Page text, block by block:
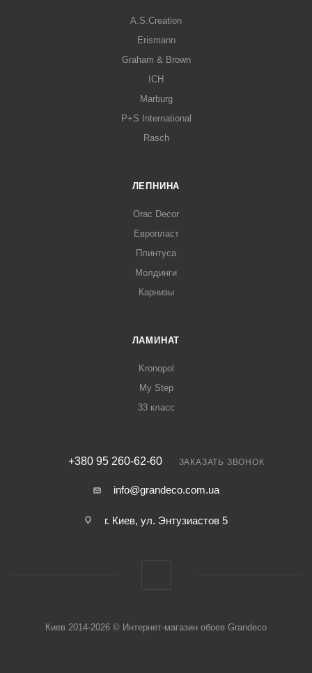
A.S.Creation
Erismann
Graham & Brown
ICH
Marburg
P+S International
Rasch
ЛЕПНИНА
Orac Decor
Европласт
Плинтуса
Молдинги
Карнизы
ЛАМИНАТ
Kronopol
My Step
33 класс
+380 95 260-62-60 ЗАКАЗАТЬ ЗВОНОК
info@grandeco.com.ua
г. Киев, ул. Энтузиастов 5
Киев 2014-2026 © Интернет-магазин обоев Grandeco